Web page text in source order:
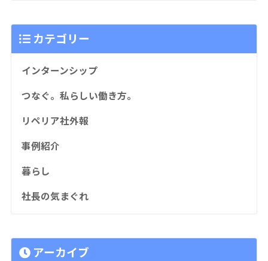
カテゴリー
インターンシップ
つなぐ。私らしい働き方。
リペリア社外報
事例紹介
暮らし
社長の気まぐれ
アーカイブ